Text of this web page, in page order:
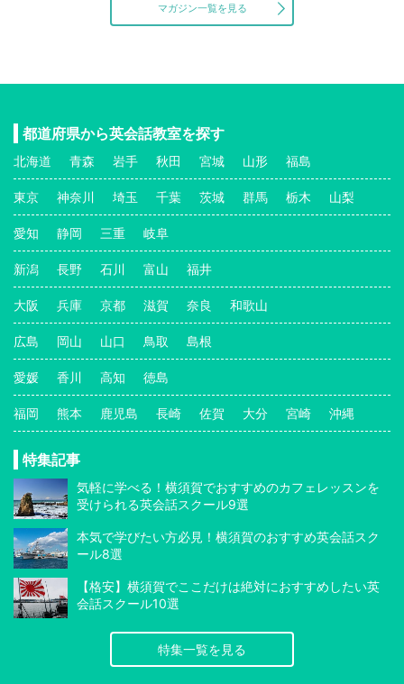
マガジン一覧を見る
都道府県から英会話教室を探す
北海道 青森 岩手 秋田 宮城 山形 福島
東京 神奈川 埼玉 千葉 茨城 群馬 栃木 山梨
愛知 静岡 三重 岐阜
新潟 長野 石川 富山 福井
大阪 兵庫 京都 滋賀 奈良 和歌山
広島 岡山 山口 鳥取 島根
愛媛 香川 高知 徳島
福岡 熊本 鹿児島 長崎 佐賀 大分 宮崎 沖縄
特集記事
気軽に学べる！横須賀でおすすめのカフェレッスンを
受けられる英会話スクール9選
本気で学びたい方必見！横須賀のおすすめ英会話スク
ール8選
【格安】横須賀でここだけは絶対におすすめしたい英
会話スクール10選
特集一覧を見る